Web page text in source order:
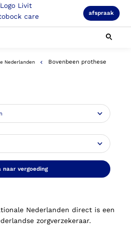
afspraak
Nederlanden Bovenbeen prothese
naar vergoeding
Nederlanden direct is een
zorgverzekeraar.